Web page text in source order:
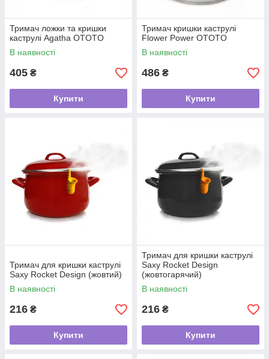
Тримач ложки та кришки
каструлі Agatha OTOTO
В наявності
405 ₴
Купити
Тримач кришки каструлі
Flower Power OTOTO
В наявності
486 ₴
Купити
Тримач для кришки каструлі
Saxy Rocket Design (жовтий)
В наявності
216 ₴
Купити
Тримач для кришки каструлі
Saxy Rocket Design
(жовтогарячий)
В наявності
216 ₴
Купити